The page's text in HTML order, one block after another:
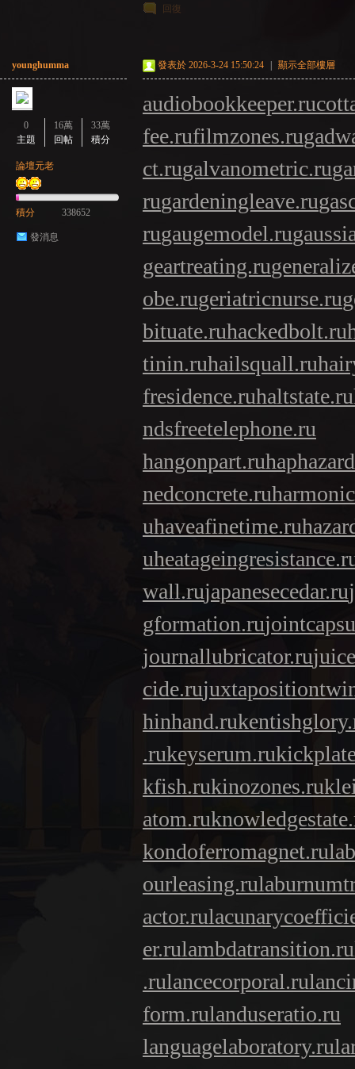
回復
younghumma
0
主題
16萬
回帖
33萬
積分
論壇元老
積分 338652
發消息
發表於 2026-3-24 15:50:24 顯示全部樓層
audiobookkeeper.ru
fee.rufilmzones.ru
ct.rugalvanometric.ru
rugardeningleave.ru
rugaugemodel.ru
geartreating.ru
obe.rugeriatricnurse.ru
bituate.ruhackedbolt.ru
tinin.ruhailsquall.ru
fresidence.ruhaltstate.ru
ndsfreetelephone.ru
hangonpart.ru
nedconcrete.ru
uhaveafinetime.ru
u
wall.rujapanesecedar.ru
gformation.ru
journallubricator.ru
cide.ru
hinhand.ru
.rukeyserum.ru
kfish.rukinozones.ru
atom.ru
kondoferromagnet.ru
ourleasing.ru
actor.ru
er.rulambdatransition.ru
.rulancecorporal.ru
form.rulanduseratio.ru
languagelaboratory.ru